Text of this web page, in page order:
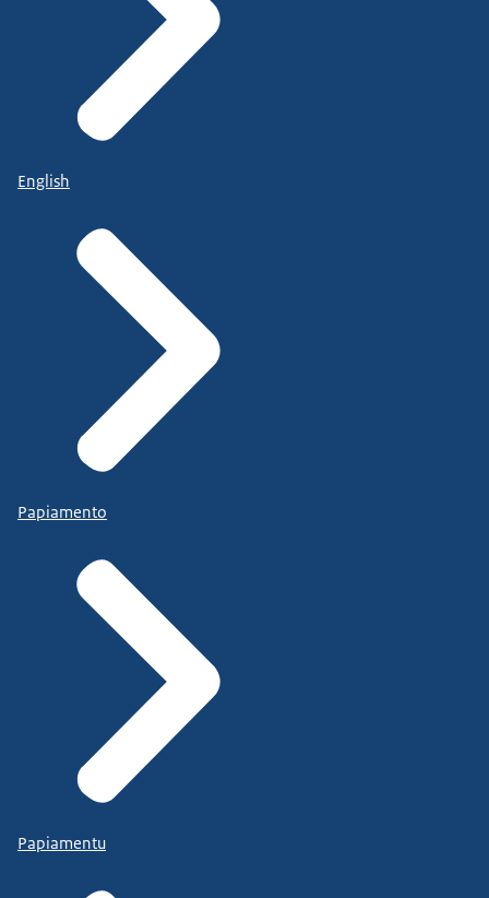
English
Papiamento
Papiamentu